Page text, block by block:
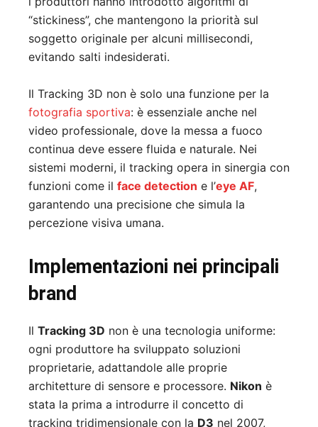
“stickiness”, che mantengono la priorità sul
soggetto originale per alcuni millisecondi,
evitando salti indesiderati.
Il Tracking 3D non è solo una funzione per la
fotografia sportiva: è essenziale anche nel
video professionale, dove la messa a fuoco
continua deve essere fluida e naturale. Nei
sistemi moderni, il tracking opera in sinergia con
funzioni come il face detection e l’eye AF,
garantendo una precisione che simula la
percezione visiva umana.
Implementazioni nei principali
brand
Il Tracking 3D non è una tecnologia uniforme:
ogni produttore ha sviluppato soluzioni
proprietarie, adattandole alle proprie
architetture di sensore e processore. Nikon è
stata la prima a introdurre il concetto di
tracking tridimensionale con la D3 nel 2007,